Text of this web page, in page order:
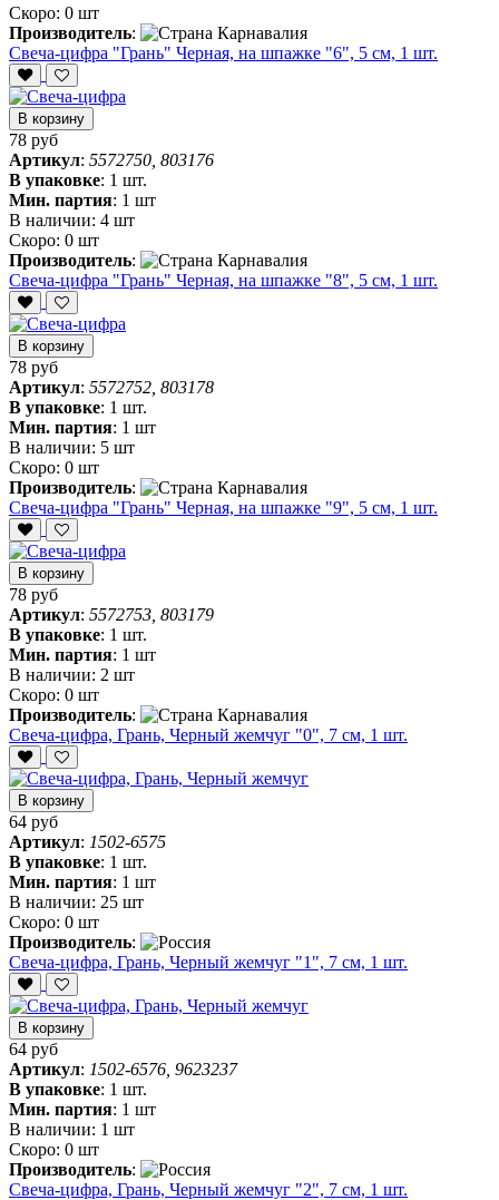
Скоро: 0 шт
Производитель:
Свеча-цифра "‎Грань" Черная, на шпажке "6", 5 см, 1 шт.
В корзину
78 руб
Артикул: 5572750, 803176
В упаковке: 1 шт.
Мин. партия: 1 шт
В наличии: 4 шт
Скоро: 0 шт
Производитель:
Свеча-цифра "‎Грань" Черная, на шпажке "8", 5 см, 1 шт.
В корзину
78 руб
Артикул: 5572752, 803178
В упаковке: 1 шт.
Мин. партия: 1 шт
В наличии: 5 шт
Скоро: 0 шт
Производитель:
Свеча-цифра "‎Грань" Черная, на шпажке "9", 5 см, 1 шт.
В корзину
78 руб
Артикул: 5572753, 803179
В упаковке: 1 шт.
Мин. партия: 1 шт
В наличии: 2 шт
Скоро: 0 шт
Производитель:
Свеча-цифра, ‎Грань, Черный жемчуг "0", 7 см, 1 шт.
В корзину
64 руб
Артикул: 1502-6575
В упаковке: 1 шт.
Мин. партия: 1 шт
В наличии: 25 шт
Скоро: 0 шт
Производитель:
Свеча-цифра, ‎Грань, Черный жемчуг "1", 7 см, 1 шт.
В корзину
64 руб
Артикул: 1502-6576, 9623237
В упаковке: 1 шт.
Мин. партия: 1 шт
В наличии: 1 шт
Скоро: 0 шт
Производитель:
Свеча-цифра, ‎Грань, Черный жемчуг "2", 7 см, 1 шт.